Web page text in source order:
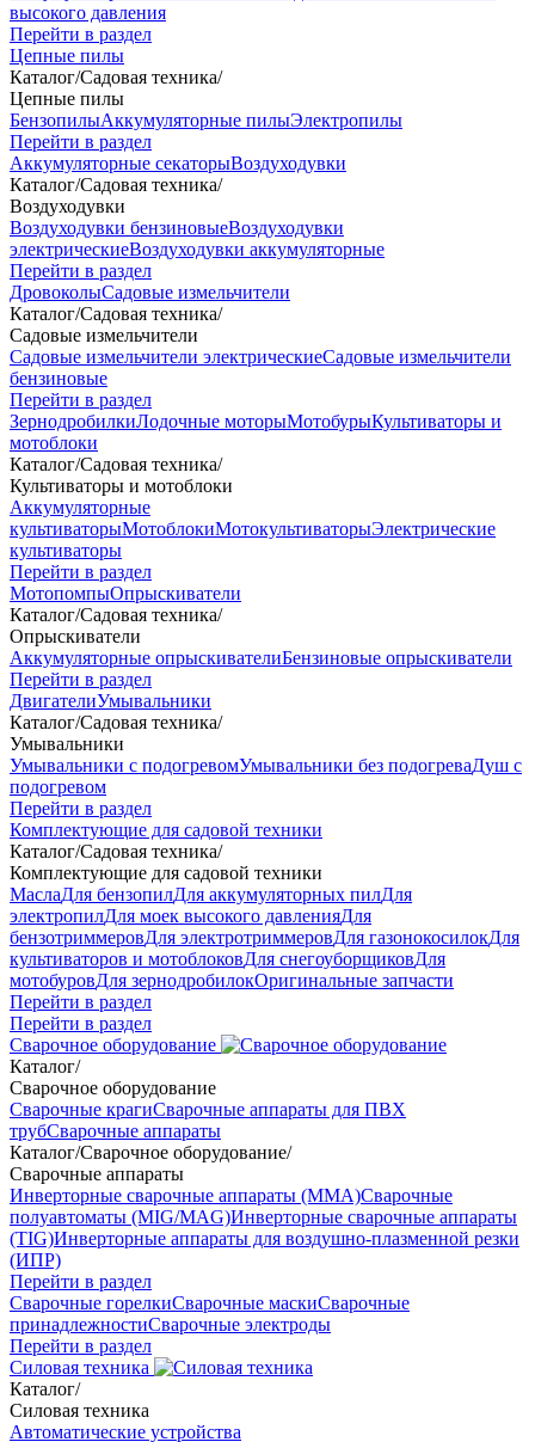
высокого давления
Перейти в раздел
Цепные пилы
Каталог/Садовая техника/
Цепные пилы
БензопилыАккумуляторные пилыЭлектропилы
Перейти в раздел
Аккумуляторные секаторыВоздуходувки
Каталог/Садовая техника/
Воздуходувки
Воздуходувки бензиновыеВоздуходувки
электрическиеВоздуходувки аккумуляторные
Перейти в раздел
ДровоколыСадовые измельчители
Каталог/Садовая техника/
Садовые измельчители
Садовые измельчители электрическиеСадовые измельчители
бензиновые
Перейти в раздел
ЗернодробилкиЛодочные моторыМотобурыКультиваторы и
мотоблоки
Каталог/Садовая техника/
Культиваторы и мотоблоки
Аккумуляторные
культиваторыМотоблокиМотокультиваторыЭлектрические
культиваторы
Перейти в раздел
МотопомпыОпрыскиватели
Каталог/Садовая техника/
Опрыскиватели
Аккумуляторные опрыскивателиБензиновые опрыскиватели
Перейти в раздел
ДвигателиУмывальники
Каталог/Садовая техника/
Умывальники
Умывальники с подогревомУмывальники без подогреваДуш с
подогревом
Перейти в раздел
Комплектующие для садовой техники
Каталог/Садовая техника/
Комплектующие для садовой техники
МаслаДля бензопилДля аккумуляторных пилДля
электропилДля моек высокого давленияДля
бензотриммеровДля электротриммеровДля газонокосилокДля
культиваторов и мотоблоковДля снегоуборщиковДля
мотобуровДля зернодробилокОригинальные запчасти
Перейти в раздел
Перейти в раздел
Сварочное оборудование
Каталог/
Сварочное оборудование
Сварочные крагиСварочные аппараты для ПВХ
трубСварочные аппараты
Каталог/Сварочное оборудование/
Сварочные аппараты
Инверторные сварочные аппараты (ММА)Сварочные
полуавтоматы (MIG/MAG)Инверторные сварочные аппараты
(TIG)Инверторные аппараты для воздушно-плазменной резки
(ИПР)
Перейти в раздел
Сварочные горелкиСварочные маскиСварочные
принадлежностиСварочные электроды
Перейти в раздел
Силовая техника
Каталог/
Силовая техника
Автоматические устройства